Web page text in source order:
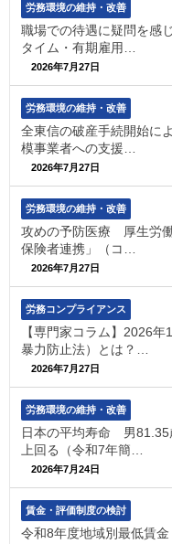
労務環境の維持・改善
職場での待遇に疑問を感
タイム・有期雇用…
2026年7月27日
労務環境の維持・改善
全東信の破産手続開始に
模事業者への支援…
2026年7月27日
労務環境の維持・改善
攻めの予防医療 厚生労
保険者連携」（コ…
2026年7月27日
労務コンプライアンス
【専門家コラム】2026
暴力防止法）とは？…
2026年7月27日
労務環境の維持・改善
日本の平均寿命 男
上回る（令和7年簡…
2026年7月24日
賃金・評価制度の検討
令和8年度地域別最低賃